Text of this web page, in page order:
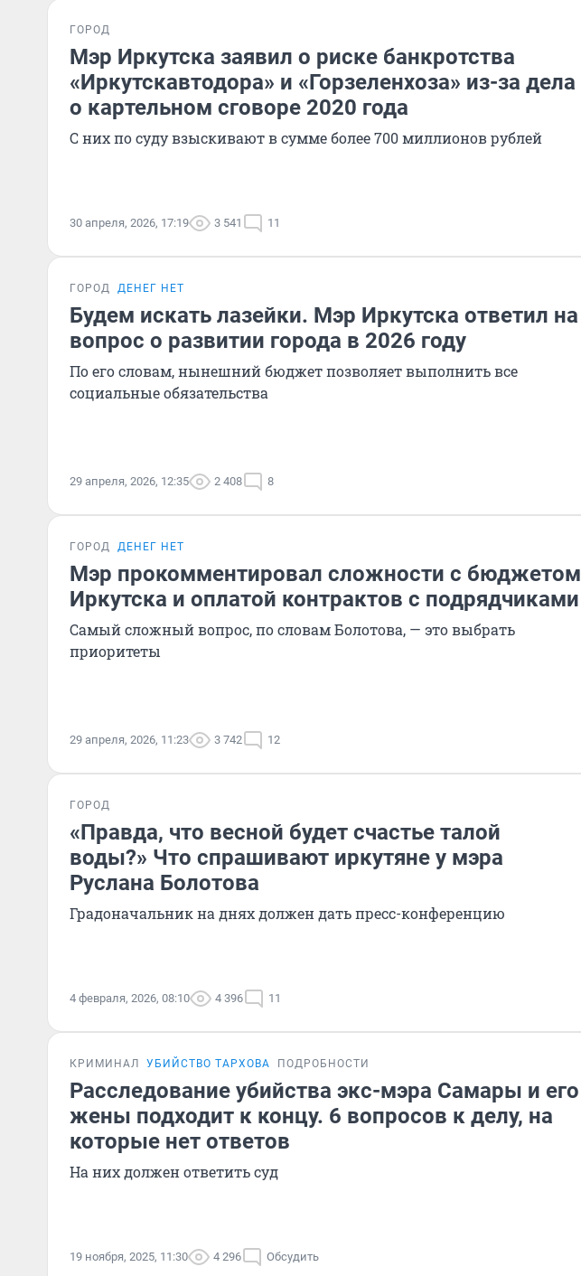
ГОРОД
Мэр Иркутска заявил о риске банкротства
«Иркутскавтодора» и «Горзеленхоза» из-за дела
о картельном сговоре 2020 года
С них по суду взыскивают в сумме более 700 миллионов рублей
30 апреля, 2026, 17:19 3 541 11
ГОРОД ДЕНЕГ НЕТ
Будем искать лазейки. Мэр Иркутска ответил на
вопрос о развитии города в 2026 году
По его словам, нынешний бюджет позволяет выполнить все
социальные обязательства
29 апреля, 2026, 12:35 2 408 8
ГОРОД ДЕНЕГ НЕТ
Мэр прокомментировал сложности с бюджетом
Иркутска и оплатой контрактов с подрядчиками
Самый сложный вопрос, по словам Болотова, — это выбрать
приоритеты
29 апреля, 2026, 11:23 3 742 12
ГОРОД
«Правда, что весной будет счастье талой
воды?» Что спрашивают иркутяне у мэра
Руслана Болотова
Градоначальник на днях должен дать пресс-конференцию
4 февраля, 2026, 08:10 4 396 11
КРИМИНАЛ УБИЙСТВО ТАРХОВА ПОДРОБНОСТИ
Расследование убийства экс-мэра Самары и его
жены подходит к концу. 6 вопросов к делу, на
которые нет ответов
На них должен ответить суд
19 ноября, 2025, 11:30 4 296 Обсудить